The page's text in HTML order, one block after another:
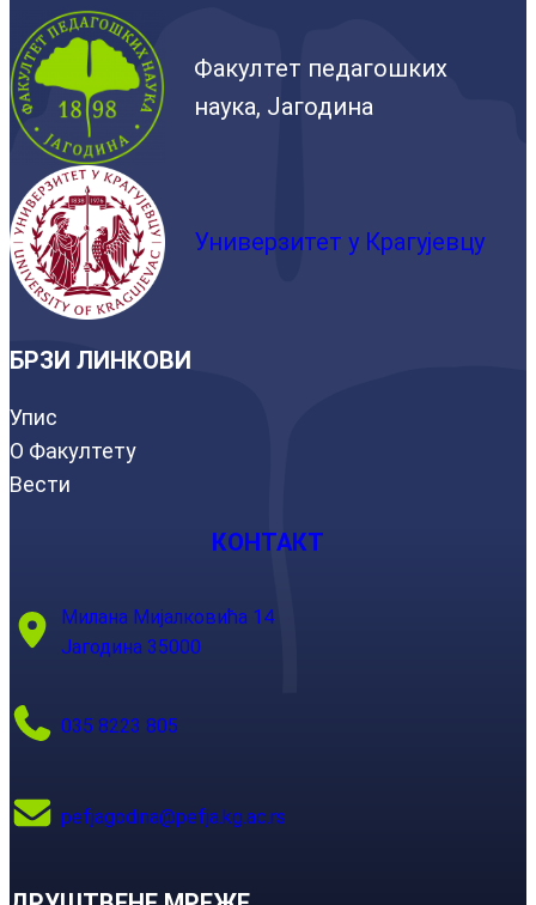
Факултет педагошких
наука, Јагодина
Универзитет у Крагујевцу
БРЗИ ЛИНКОВИ
Упис
О Факултету
Вести
КОНТАКТ
Милана Мијалковића 14
Јагодина 35000
035 8223 805
pefjagodina@pefja.kg.ac.rs